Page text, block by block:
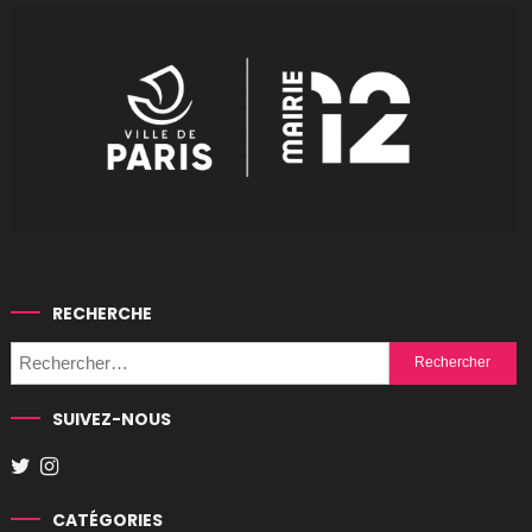
RECHERCHE
Rechercher :
SUIVEZ-NOUS
CATÉGORIES